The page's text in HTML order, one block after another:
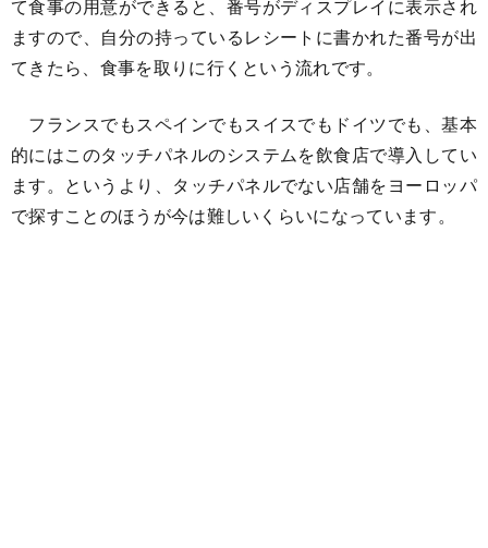
て食事の用意ができると、番号がディスプレイに表示され
ますので、自分の持っているレシートに書かれた番号が出
てきたら、食事を取りに行くという流れです。
フランスでもスペインでもスイスでもドイツでも、基本
的にはこのタッチパネルのシステムを飲食店で導入してい
ます。というより、タッチパネルでない店舗をヨーロッパ
で探すことのほうが今は難しいくらいになっています。